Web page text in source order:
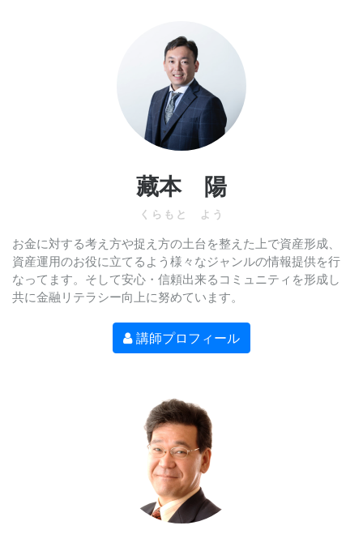
藏本 陽
くらもと よう
お金に対する考え方や捉え方の土台を整えた上で資産形成、
資産運用のお役に立てるよう様々なジャンルの情報提供を行
なってます。そして安心・信頼出来るコミュニティを形成し
共に金融リテラシー向上に努めています。
講師プロフィール